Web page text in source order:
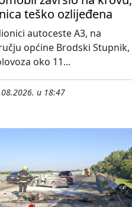
teško ozlijeđena
autoceste A3, na
općine Brodski Stupnik,
oko 11...
u 18:47